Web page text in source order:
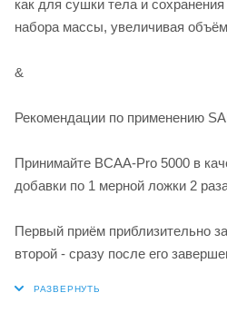
как для сушки тела и
набора массы, увеличивая
&
Рекомендации по применению
Принимайте BCAA-Pro 5000 в
добавки по 1 мерной ложки 2
Первый приём приблизительно
второй - сразу после его